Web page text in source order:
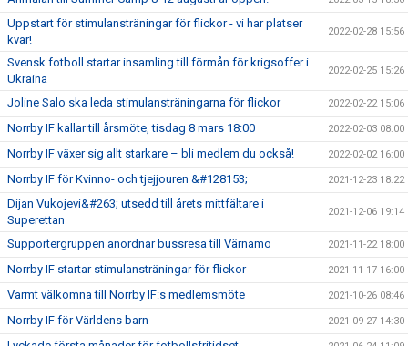
Uppstart för stimulansträningar för flickor - vi har platser
kvar!
2022-02-28 15:56
Svensk fotboll startar insamling till förmån för krigsoffer i
Ukraina
2022-02-25 15:26
Joline Salo ska leda stimulansträningarna för flickor 2022-02-22 15:06
Norrby IF kallar till årsmöte, tisdag 8 mars 18:00 2022-02-03 08:00
Norrby IF växer sig allt starkare – bli medlem du också! 2022-02-02 16:00
Norrby IF för Kvinno- och tjejjouren &#128153; 2021-12-23 18:22
Dijan Vukojevi&#263; utsedd till årets mittfältare i
Superettan
2021-12-06 19:14
Supportergruppen anordnar bussresa till Värnamo 2021-11-22 18:00
Norrby IF startar stimulansträningar för flickor 2021-11-17 16:00
Varmt välkomna till Norrby IF:s medlemsmöte 2021-10-26 08:46
Norrby IF för Världens barn 2021-09-27 14:30